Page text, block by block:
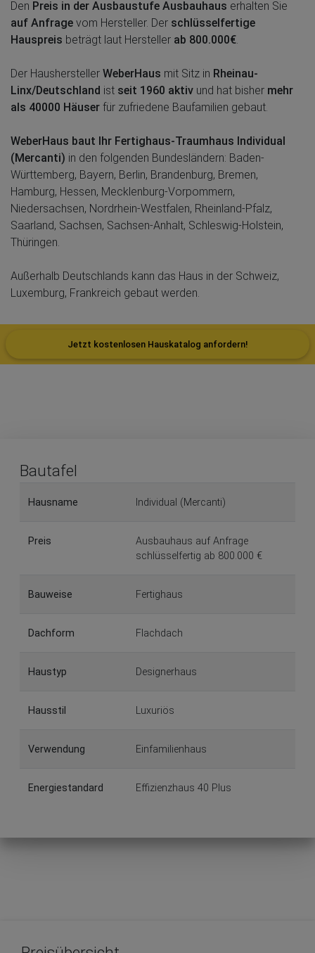
Den Preis in der Ausbaustufe Ausbauhaus erhalten Sie
auf Anfrage vom Hersteller. Der schlüsselfertige
Hauspreis beträgt laut Hersteller ab 800.000€
Der Haushersteller WeberHaus mit Sitz in Rheinau-
Linx/Deutschland ist seit 1960 aktiv und hat bisher mehr
als 40000 Häuser für zufriedene Baufamilien gebaut.
WeberHaus baut Ihr Fertighaus-Traumhaus Individual
(Mercanti) in den folgenden Bundesländern: Baden-
Württemberg, Bayern, Berlin, Brandenburg, Bremen,
Hamburg, Hessen, Mecklenburg-Vorpommern,
Niedersachsen, Nordrhein-Westfalen, Rheinland-Pfalz,
Saarland, Sachsen, Sachsen-Anhalt, Schleswig-Holstein,
Thüringen.
Außerhalb Deutschlands kann das Haus in der Schweiz,
Luxemburg, Frankreich gebaut werden.
Jetzt kostenlosen Hauskatalog anfordern!
Bautafel
Hausname Individual (Mercanti)
Preis
Ausbauhaus auf Anfrage
schlüsselfertig ab 800.000 €
Bauweise Fertighaus
Dachform Flachdach
Haustyp Designerhaus
Hausstil Luxuriös
Verwendung Einfamilienhaus
Energiestandard Effizienzhaus 40 Plus